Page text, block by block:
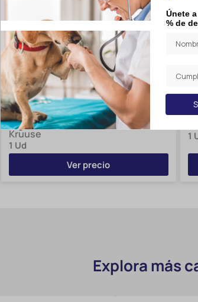
KRUUSE Premium Termómetro
Digital Con Punta Flexible
Kruuse
1 Ud
Ver precio
1
Explora más
Únete
% de